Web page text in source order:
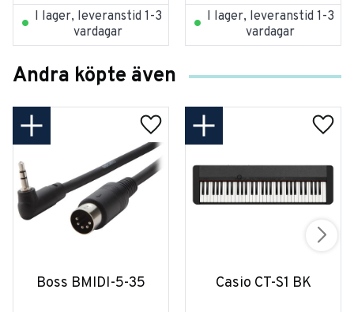
I lager, leveranstid 1-3
vardagar
I lager, leveranstid 1-3
vardagar
Andra köpte även
Boss BMIDI-5-35 Casio CT-S1 BK